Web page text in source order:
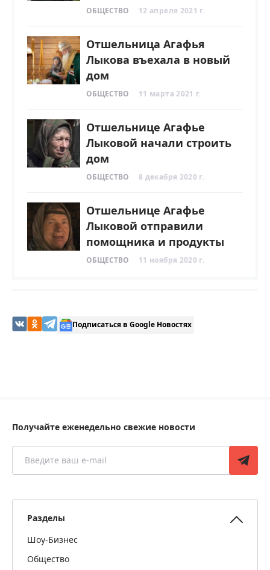
ОБЩЕСТВО 12 апреля 2021 г.
Отшельница Агафья
Лыкова въехала в новый
дом
ОБЩЕСТВО 11 марта 2021 г.
Отшельнице Агафье
Лыковой начали строить
дом
ОБЩЕСТВО 8 декабря 2020 г.
Отшельнице Агафье
Лыковой отправили
помощника и продукты
ОБЩЕСТВО 11 ноября 2020 г.
Подписаться в Google Новостях
Получайте еженедельно свежие новости
Разделы
Шоу-Бизнес
Общество